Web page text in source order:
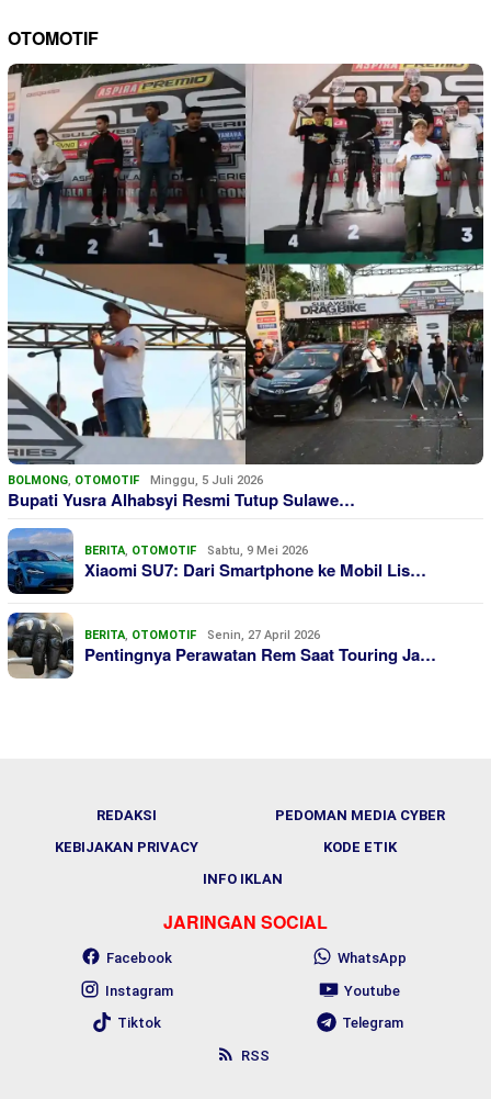
OTOMOTIF
BOLMONG, OTOMOTIF Minggu, 5 Juli 2026
Bupati Yusra Alhabsyi Resmi Tutup Sulawe…
BERITA, OTOMOTIF Sabtu, 9 Mei 2026
Xiaomi SU7: Dari Smartphone ke Mobil Lis…
BERITA, OTOMOTIF Senin, 27 April 2026
Pentingnya Perawatan Rem Saat Touring Ja…
REDAKSI
PEDOMAN MEDIA CYBER
KEBIJAKAN PRIVACY
KODE ETIK
INFO IKLAN
JARINGAN SOCIAL
Facebook
WhatsApp
Instagram
Youtube
Tiktok
Telegram
RSS